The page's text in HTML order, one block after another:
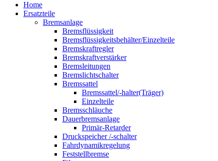
Home
Ersatzteile
Bremsanlage
Bremsflüssigkeit
Bremsflüssigkeitsbehälter/Einzelteile
Bremskraftregler
Bremskraftverstärker
Bremsleitungen
Bremslichtschalter
Bremssattel
Bremssattel/-halter(Träger)
Einzelteile
Bremsschläuche
Dauerbremsanlage
Primär-Retarder
Druckspeicher /-schalter
Fahrdynamikregelung
Feststellbremse